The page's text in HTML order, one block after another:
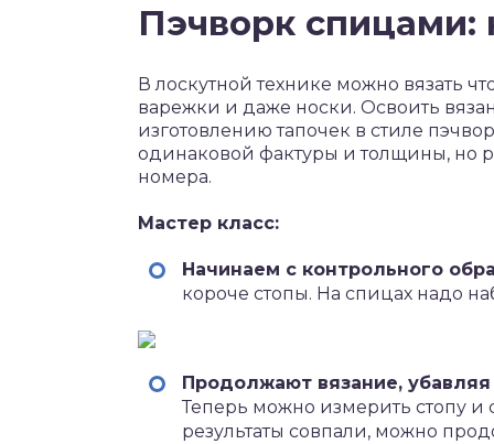
Пэчворк спицами:
В лоскутной технике можно вязать
варежки и даже носки. Освоить
изготовлению тапочек в стиле
одинаковой фактуры и толщины, но
номера.
Мастер класс:
Начинаем с контрольного
короче стопы. На спицах надо
Продолжают вязание,
Теперь можно измерить стопу и
результаты совпали, можно